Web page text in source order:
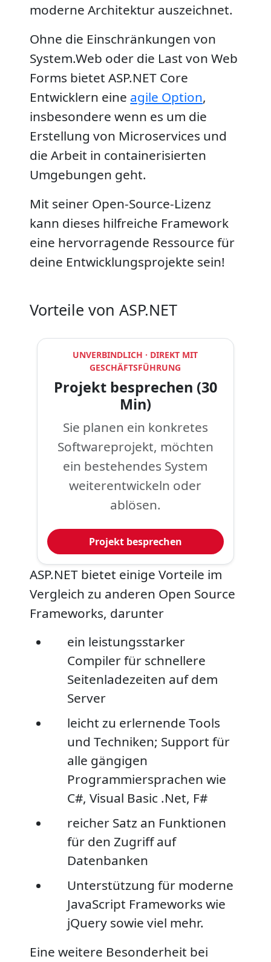
moderne Architektur auszeichnet.
Ohne die Einschränkungen von
System.Web oder die Last von Web
Forms bietet ASP.NET Core
Entwicklern eine agile Option,
insbesondere wenn es um die
Erstellung von Microservices und
die Arbeit in containerisierten
Umgebungen geht.
Mit seiner Open-Source-Lizenz
kann dieses hilfreiche Framework
eine hervorragende Ressource für
deine Entwicklungsprojekte sein!
Vorteile von ASP.NET
UNVERBINDLICH · DIREKT MIT
GESCHÄFTSFÜHRUNG
Projekt besprechen (30
Min)
Sie planen ein konkretes
Softwareprojekt, möchten
ein bestehendes System
weiterentwickeln oder
ablösen.
Projekt besprechen
ASP.NET bietet einige Vorteile im
Vergleich zu anderen Open Source
Frameworks, darunter
ein leistungsstarker
Compiler für schnellere
Seitenladezeiten auf dem
Server
leicht zu erlernende Tools
und Techniken; Support für
alle gängigen
Programmiersprachen wie
C#, Visual Basic .Net, F#
reicher Satz an Funktionen
für den Zugriff auf
Datenbanken
Unterstützung für moderne
JavaScript Frameworks wie
jQuery sowie viel mehr.
Eine weitere Besonderheit bei